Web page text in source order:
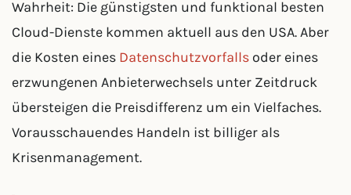
Wahrheit: Die günstigsten und funktional besten
Cloud-Dienste kommen aktuell aus den USA. Aber
die Kosten eines Datenschutzvorfalls oder eines
erzwungenen Anbieterwechsels unter Zeitdruck
übersteigen die Preisdifferenz um ein Vielfaches.
Vorausschauendes Handeln ist billiger als
Krisenmanagement.